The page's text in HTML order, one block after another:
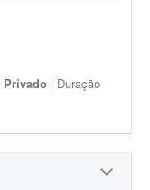
Privado | Duração